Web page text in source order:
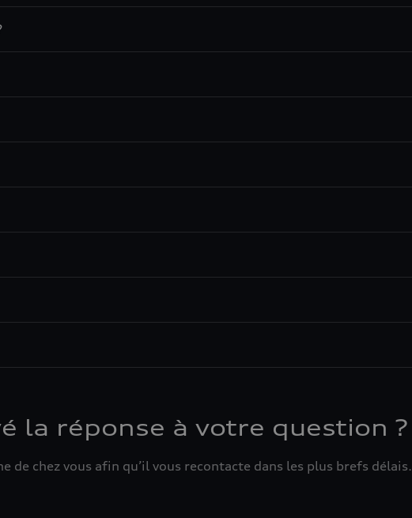
la réponse à votre question ?
de chez vous afin qu’il vous recontacte dans les plus brefs délais.